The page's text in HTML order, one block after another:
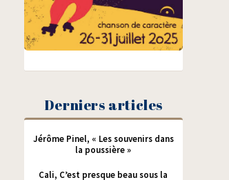
Derniers articles
Jérôme Pinel, « Les souvenirs dans
la poussière »
Cali, C’est presque beau sous la